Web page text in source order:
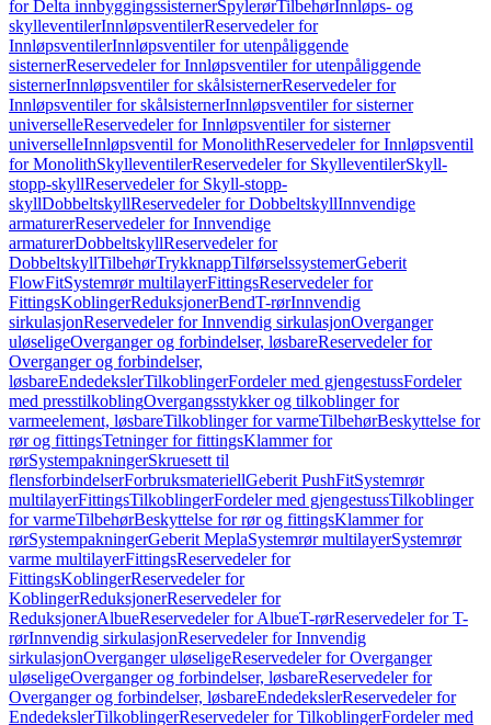
for Delta innbyggingssisternerSpylerørTilbehørInnløps- og
skylleventilerInnløpsventilerReservedeler for
InnløpsventilerInnløpsventiler for utenpåliggende
sisternerReservedeler for Innløpsventiler for utenpåliggende
sisternerInnløpsventiler for skålsisternerReservedeler for
Innløpsventiler for skålsisternerInnløpsventiler for sisterner
universelleReservedeler for Innløpsventiler for sisterner
universelleInnløpsventil for MonolithReservedeler for Innløpsventil
for MonolithSkylleventilerReservedeler for SkylleventilerSkyll-
stopp-skyllReservedeler for Skyll-stopp-
skyllDobbeltskyllReservedeler for DobbeltskyllInnvendige
armaturerReservedeler for Innvendige
armaturerDobbeltskyllReservedeler for
DobbeltskyllTilbehørTrykknappTilførselssystemerGeberit
FlowFitSystemrør multilayerFittingsReservedeler for
FittingsKoblingerReduksjonerBendT-rørInnvendig
sirkulasjonReservedeler for Innvendig sirkulasjonOverganger
uløseligeOverganger og forbindelser, løsbareReservedeler for
Overganger og forbindelser,
løsbareEndedekslerTilkoblingerFordeler med gjengestussFordeler
med presstilkoblingOvergangsstykker og tilkoblinger for
varmeelement, løsbareTilkoblinger for varmeTilbehørBeskyttelse for
rør og fittingsTetninger for fittingsKlammer for
rørSystempakningerSkruesett til
flensforbindelserForbruksmateriellGeberit PushFitSystemrør
multilayerFittingsTilkoblingerFordeler med gjengestussTilkoblinger
for varmeTilbehørBeskyttelse for rør og fittingsKlammer for
rørSystempakningerGeberit MeplaSystemrør multilayerSystemrør
varme multilayerFittingsReservedeler for
FittingsKoblingerReservedeler for
KoblingerReduksjonerReservedeler for
ReduksjonerAlbueReservedeler for AlbueT-rørReservedeler for T-
rørInnvendig sirkulasjonReservedeler for Innvendig
sirkulasjonOverganger uløseligeReservedeler for Overganger
uløseligeOverganger og forbindelser, løsbareReservedeler for
Overganger og forbindelser, løsbareEndedekslerReservedeler for
EndedekslerTilkoblingerReservedeler for TilkoblingerFordeler med